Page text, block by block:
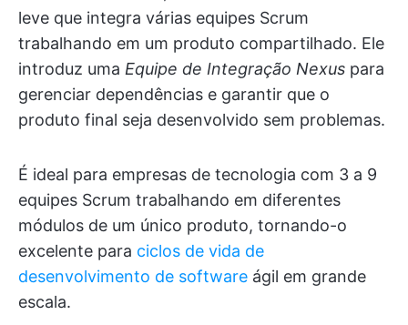
leve que integra várias equipes Scrum
trabalhando em um produto compartilhado. Ele
introduz uma Equipe de Integração Nexus para
gerenciar dependências e garantir que o
produto final seja desenvolvido sem problemas.
É ideal para empresas de tecnologia com 3 a 9
equipes Scrum trabalhando em diferentes
módulos de um único produto, tornando-o
excelente para ciclos de vida de
desenvolvimento de software ágil em grande
escala.